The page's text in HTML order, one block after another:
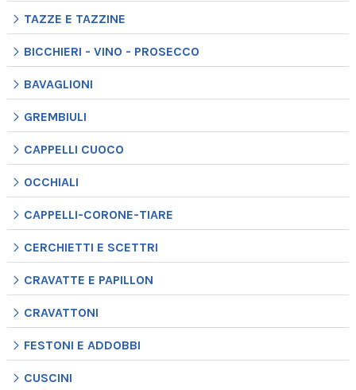
TAZZE E TAZZINE
BICCHIERI - VINO - PROSECCO
BAVAGLIONI
GREMBIULI
CAPPELLI CUOCO
OCCHIALI
CAPPELLI-CORONE-TIARE
CERCHIETTI E SCETTRI
CRAVATTE E PAPILLON
CRAVATTONI
FESTONI E ADDOBBI
CUSCINI